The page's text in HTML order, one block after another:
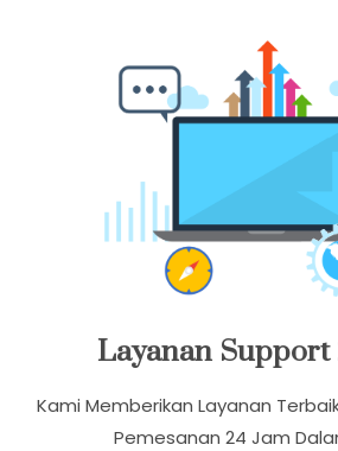
Layanan Support
Kami Memberikan Layanan
Pemesanan 24 Jam